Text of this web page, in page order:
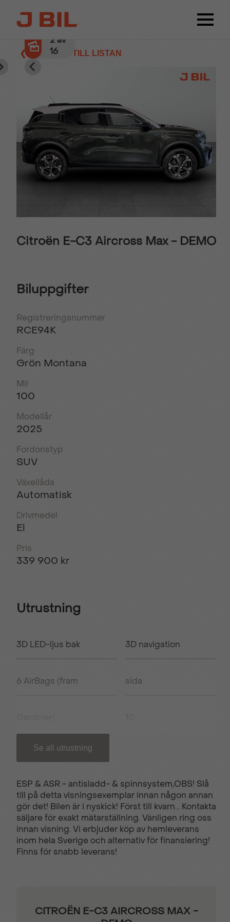
❮ TILLBAKA TILL LISTAN
2av
16
Citroën E-C3 Aircross Max - DEMO
Biluppgifter
Registreringsnummer
RCE94K
Färg
Grön Montana
Mil
100
Modellår
2025
Fordonstyp
SUV
Växellåda
Automatisk
Drivmedel
El
Pris
339 900 kr
Utrustning
3D LED-ljus bak 3D navigation
6 AirBags (fram sida
25'' touchskärm
17" Aluminiumfälgar
ABS - Låsningsfria
bromsar
Aktiv filhållning
Se all utrustning
ESP & ASR - antisladd- & spinnsystem,OBS! Slå
till på detta visningsexemplar innan någon annan
gör det! Bilen är i nyskick! Först till kvarn... Kontakta
säljare för exakt mätarställning. Vänligen ring oss
innan visning. Vi erbjuder köp av hemleverans
inom hela Sverige och alternativ för finansiering!
Finns för snabb leverans!
CITROËN E-C3 AIRCROSS MAX -